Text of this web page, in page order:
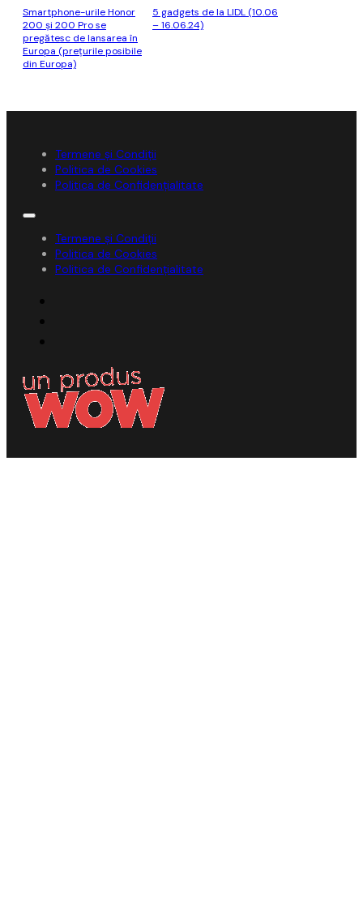
Smartphone-urile Honor
200 şi 200 Pro se
pregătesc de lansarea în
Europa (prețurile posibile
din Europa)
5 gadgets de la LIDL (10.06
– 16.06.24)
Termene și Condiții
Politica de Cookies
Politica de Confidențialitate
Termene și Condiții
Politica de Cookies
Politica de Confidențialitate